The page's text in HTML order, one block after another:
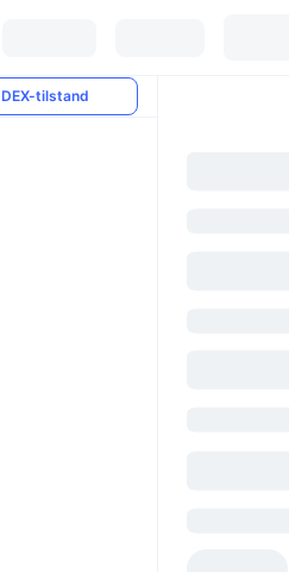
DEX-tilstand